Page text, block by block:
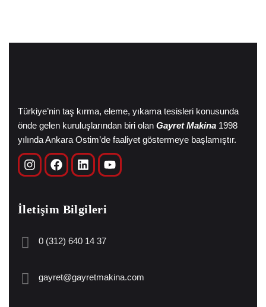
Türkiye’nin taş kırma, eleme, yıkama tesisleri konusunda
önde gelen kuruluşlarından biri olan Gayret Makina 1998
yılında Ankara Ostim’de faaliyet göstermeye başlamıştır.
İletişim Bilgileri
0 (312) 640 14 37
gayret@gayretmakina.com